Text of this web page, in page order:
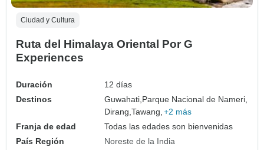
Ciudad y Cultura
Ruta del Himalaya Oriental Por G
Experiences
Duración
12 días
Destinos
Guwahati, Parque Nacional de Nameri,
Dirang,Tawang, +2 más
Franja de edad
Todas las edades son bienvenidas
País Región
Noreste de la India